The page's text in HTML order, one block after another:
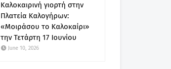
Καλοκαιρινή γιορτή στην
Πλατεία Καλογήρων:
«Μοιράσου το Καλοκαίρι»
την Τετάρτη 17 Ιουνίου
June 10, 2026